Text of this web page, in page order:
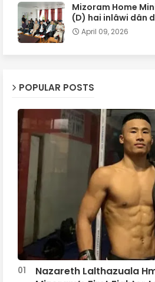
Mizoram Home
(D) hai inlâwi dân
April 09, 2026
POPULAR POSTS
Nazareth Lalthazuala